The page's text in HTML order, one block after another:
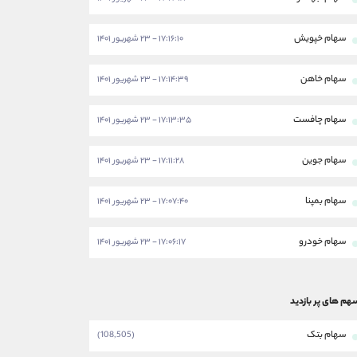
سهام خپویش ۱۷:۱۶:۱۰ - ۲۳ شهریور ۱۴۰۱
سهام خاهن ۱۷:۱۴:۳۹ - ۲۳ شهریور ۱۴۰۱
سهام چافست ۱۷:۱۳:۳۵ - ۲۳ شهریور ۱۴۰۱
سهام جوین ۱۷:۱۱:۲۸ - ۲۳ شهریور ۱۴۰۱
سهام بمپنا ۱۷:۰۷:۴۰ - ۲۳ شهریور ۱۴۰۱
سهام خودرو ۱۷:۰۶:۱۷ - ۲۳ شهریور ۱۴۰۱
های پر بازدید
سهام بتک (108,505)